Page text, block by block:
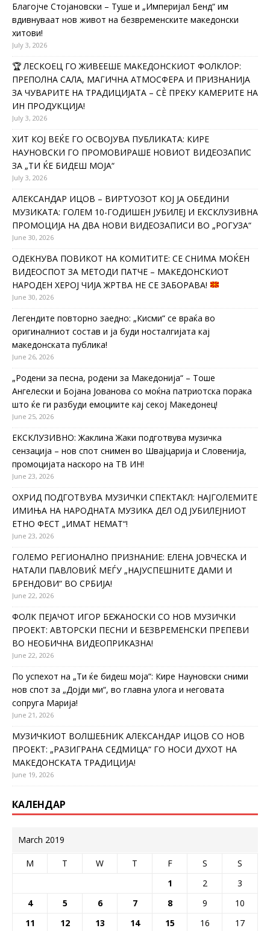
Благојче Стојановски – Туше и „Империјал Бенд“ им
вдивнуваат нов живот на безвременските македонски
хитови!
July 3, 2026
🏆 ЛЕСКОЕЦ ГО ЖИВЕЕШЕ МАКЕДОНСКИОТ ФОЛКЛОР:
ПРЕПОЛНА САЛА, МАГИЧНА АТМОСФЕРА И ПРИЗНАНИЈА
ЗА ЧУВАРИТЕ НА ТРАДИЦИЈАТА – СÈ ПРЕКУ КАМЕРИТЕ НА
ИН ПРОДУКЦИЈА!
July 3, 2026
ХИТ КОЈ ВЕЌЕ ГО ОСВОЈУВА ПУБЛИКАТА: КИРЕ
НАУНОВСКИ ГО ПРОМОВИРАШЕ НОВИОТ ВИДЕОЗАПИС
ЗА „ТИ ЌЕ БИДЕШ МОЈА“
July 3, 2026
АЛЕКСАНДАР ИЦОВ – ВИРТУОЗОТ КОЈ ЈА ОБЕДИНИ
МУЗИКАТА: ГОЛЕМ 10-ГОДИШЕН ЈУБИЛЕЈ И ЕКСКЛУЗИВНА
ПРОМОЦИЈА НА ДВА НОВИ ВИДЕОЗАПИСИ ВО „РОГУЗА“
June 30, 2026
ОДЕКНУВА ПОВИКОТ НА КОМИТИТЕ: СЕ СНИМА МОЌЕН
ВИДЕОСПОТ ЗА МЕТОДИ ПАТЧЕ – МАКЕДОНСКИОТ
НАРОДЕН ХЕРОЈ ЧИЈА ЖРТВА НЕ СЕ ЗАБОРАВА!
June 30, 2026
Легендите повторно заедно: „Кисми“ се враќа во
оригиналниот состав и ја буди носталгијата кај
македонската публика!
June 26, 2026
„Родени за песна, родени за Македонија“ – Тоше
Ангелески и Бојана Јованова со моќна патриотска порака
што ќе ги разбуди емоциите кај секој Македонец!
June 25, 2026
ЕКСКЛУЗИВНО: Жаклина Жаки подготвува музичка
сензација – нов спот снимен во Швајцарија и Словенија,
промоцијата наскоро на ТВ ИН!
June 23, 2026
ОХРИД ПОДГОТВУВА МУЗИЧКИ СПЕКТАКЛ: НАЈГОЛЕМИТЕ
ИМИЊА НА НАРОДНАТА МУЗИКА ДЕЛ ОД ЈУБИЛЕЈНИОТ
ЕТНО ФЕСТ „ИМАТ НЕМАТ“!
June 23, 2026
ГОЛЕМО РЕГИОНАЛНО ПРИЗНАНИЕ: ЕЛЕНА ЈОВЧЕСКА И
НАТАЛИ ПАВЛОВИЌ МЕЃУ „НАЈУСПЕШНИТЕ ДАМИ И
БРЕНДОВИ“ ВО СРБИЈА!
June 22, 2026
ФОЛК ПЕЈАЧОТ ИГОР БЕЖАНОСКИ СО НОВ МУЗИЧКИ
ПРОЕКТ: АВТОРСКИ ПЕСНИ И БЕЗВРЕМЕНСКИ ПРЕПЕВИ
ВО НЕОБИЧНА ВИДЕОПРИКАЗНА!
June 22, 2026
По успехот на „Ти ќе бидеш моја“: Кире Науновски сними
нов спот за „Дојди ми“, во главна улога и неговата
сопруга Марија!
June 21, 2026
МУЗИЧКИОТ ВОЛШЕБНИК АЛЕКСАНДАР ИЦОВ СО НОВ
ПРОЕКТ: „РАЗИГРАНА СЕДМИЦА“ ГО НОСИ ДУХОТ НА
МАКЕДОНСКАТА ТРАДИЦИЈА!
June 19, 2026
КАЛЕНДАР
March 2019
M T W T F S
S
1
2
3
4
5 6 7 8 9
10
11
12 13 14 15 16 17